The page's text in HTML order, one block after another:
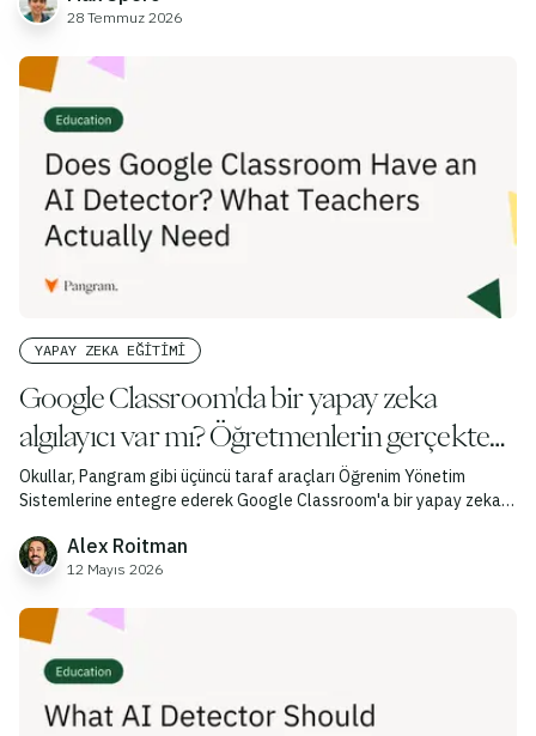
28 Temmuz 2026
YAPAY ZEKA EĞITIMI
Google Classroom'da bir yapay zeka
algılayıcı var mı? Öğretmenlerin gerçekte
ihtiyacı olan şey nedir?
Okullar, Pangram gibi üçüncü taraf araçları Öğrenim Yönetim
Sistemlerine entegre ederek Google Classroom'a bir yapay zeka
Alex Roitman
12 Mayıs 2026